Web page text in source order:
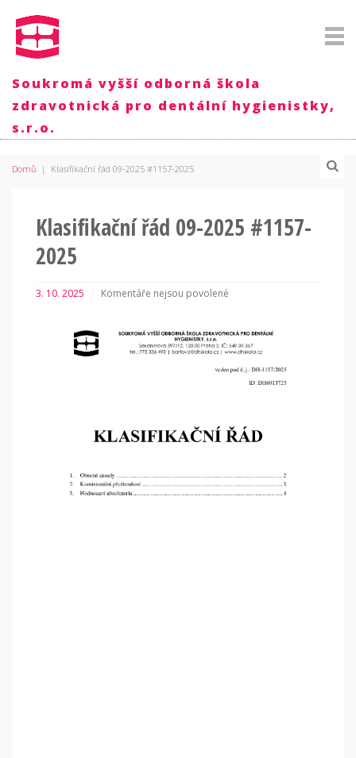
Soukromá vyšší odborná škola
zdravotnická pro dentální hygienistky,
s.r.o.
Domů | Klasifikační řád 09-2025 #1157-2025
Klasifikační řád 09-2025 #1157-
2025
3. 10. 2025
Komentáře nejsou povolené
názvem
2025